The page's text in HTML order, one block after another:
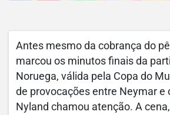
Antes mesmo da cobrança do
marcou os minutos finais da
Noruega, válida pela Copa do
de provocações entre Neymar e
Nyland chamou atenção. A